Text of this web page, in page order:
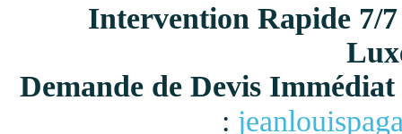
Intervention Rapide 7/
Demande de Devis
: